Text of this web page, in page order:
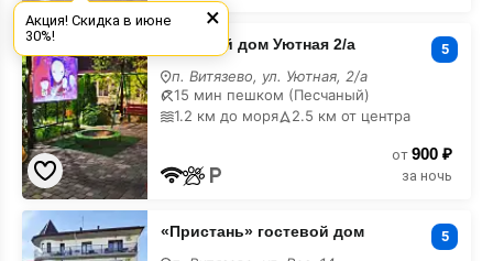
Гостевой
Уютная
2/
а
на
карте
Гостевой дом Уютная 2/а 5
п. Витязево, ул. Уютная, 2/а
15 мин пешком (Песчаный)
1.2 км до моря
2.5 км от центра
от 900 ₽
за ночь
«Пристань»
гостевой
дом
«Пристань» гостевой дом 5
×
Акция! Скидка в июне
30%!